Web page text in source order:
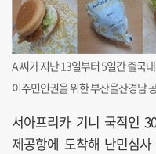
A 씨가 지난 13일부터 5일간 출국
이주민인권을 위한 부산울산경남
서아프리카 기니 국적인
제공항에 도착해 난민심